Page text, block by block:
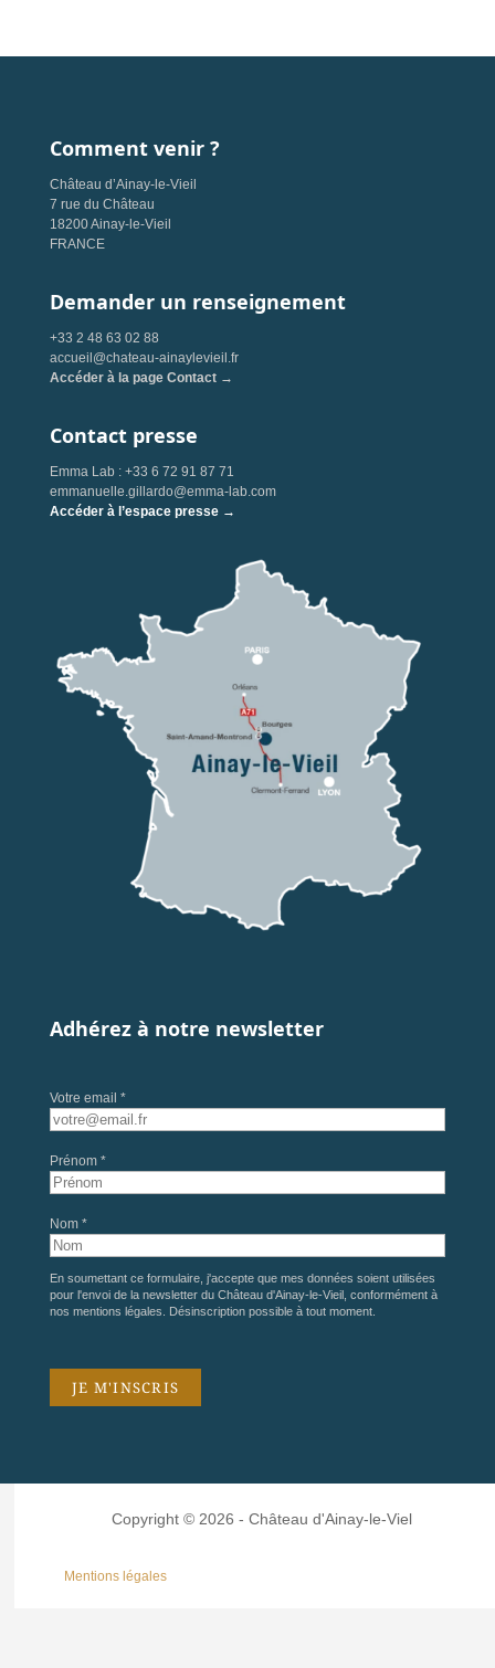
Comment venir ?
Château d’Ainay-le-Vieil
7 rue du Château
18200 Ainay-le-Vieil
FRANCE
Demander un renseignement
+33 2 48 63 02 88
accueil@chateau-ainaylevieil.fr
Accéder à la page Contact →
Contact presse
Emma Lab : +33 6 72 91 87 71
emmanuelle.gillardo@emma-lab.com
Accéder à l’espace presse →
Adhérez à notre newsletter
Votre email *
Prénom *
Nom *
En soumettant ce formulaire, j'accepte que mes données soient utilisées
pour l'envoi de la newsletter du Château d'Ainay-le-Vieil, conformément à
nos mentions légales . Désinscription possible à tout moment.
Copyright © 2026 - Château d'Ainay-le-Viel
Mentions légales